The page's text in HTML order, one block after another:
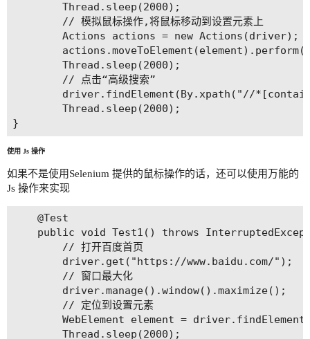
        Thread.sleep(2000);
        // 模拟鼠标操作,将鼠标移动到设置元素上
        Thread.sleep(2000);
driver.findElement(By.xpath("//
        Thread.sleep(2000);
使用 Js 操作
如果不是使用Selenium 提供的鼠标操作的话，还可以使用万能的
Js 操作来实现
    @Test
public void Test1() throws
        // 打开百度首页
        driver.get("https://www.baidu.com/");
        // 窗口最大化
        driver.manage().window().maximize();
        // 定位到设置元素
WebElement element =
        Thread.sleep(2000);